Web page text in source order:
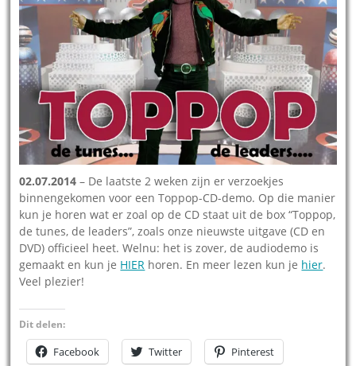
02.07.2014 – De laatste 2 weken zijn er verzoekjes
binnengekomen voor een Toppop-CD-demo. Op die manier
kun je horen wat er zoal op de CD staat uit de box “Toppop,
de tunes, de leaders”, zoals onze nieuwste uitgave (CD en
DVD) officieel heet. Welnu: het is zover, de audiodemo is
gemaakt en kun je HIER horen. En meer lezen kun je hier.
Veel plezier!
Dit delen:
Facebook Twitter Pinterest